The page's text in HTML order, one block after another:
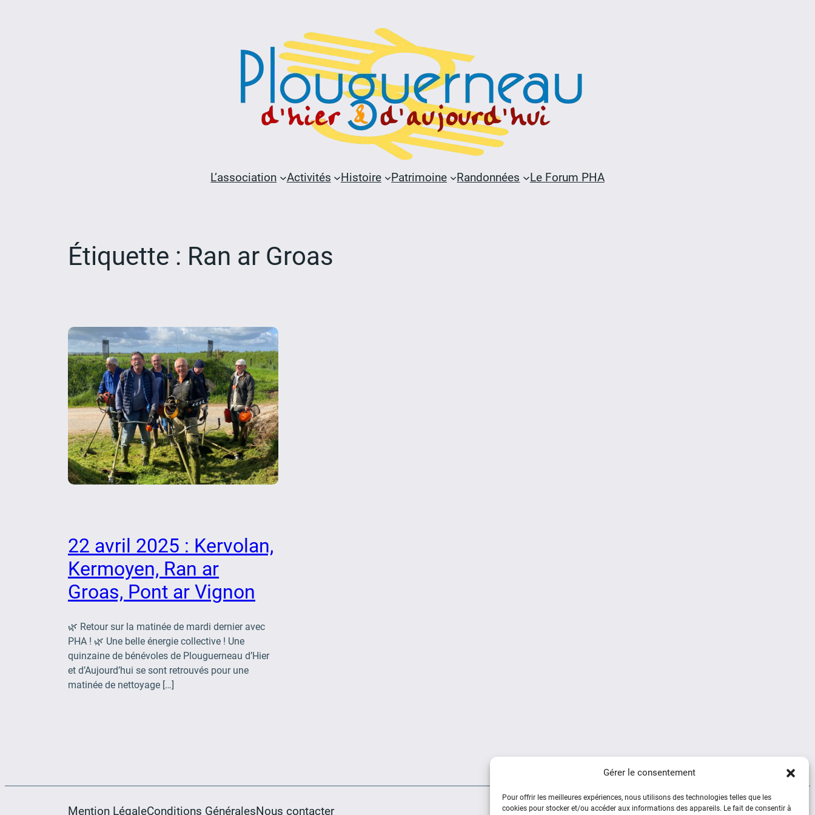
Gérer le consentement
Pour offrir les meilleures expériences, nous utilisons des technologies telles que les
cookies pour stocker et/ou accéder aux informations des appareils. Le fait de consentir à
L’association Activités Histoire Patrimoine Randonnées Le Forum PHA
Étiquette : Ran ar Groas
22 avril 2025 : Kervolan,
Kermoyen, Ran ar
Groas, Pont ar Vignon
🌿 Retour sur la matinée de mardi dernier avec
PHA ! 🌿 Une belle énergie collective ! Une
quinzaine de bénévoles de Plouguerneau d’Hier
et d’Aujourd’hui se sont retrouvés pour une
matinée de nettoyage […]
Mention LégaleConditions GénéralesNous contacter